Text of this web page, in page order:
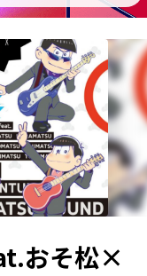
おそ松×